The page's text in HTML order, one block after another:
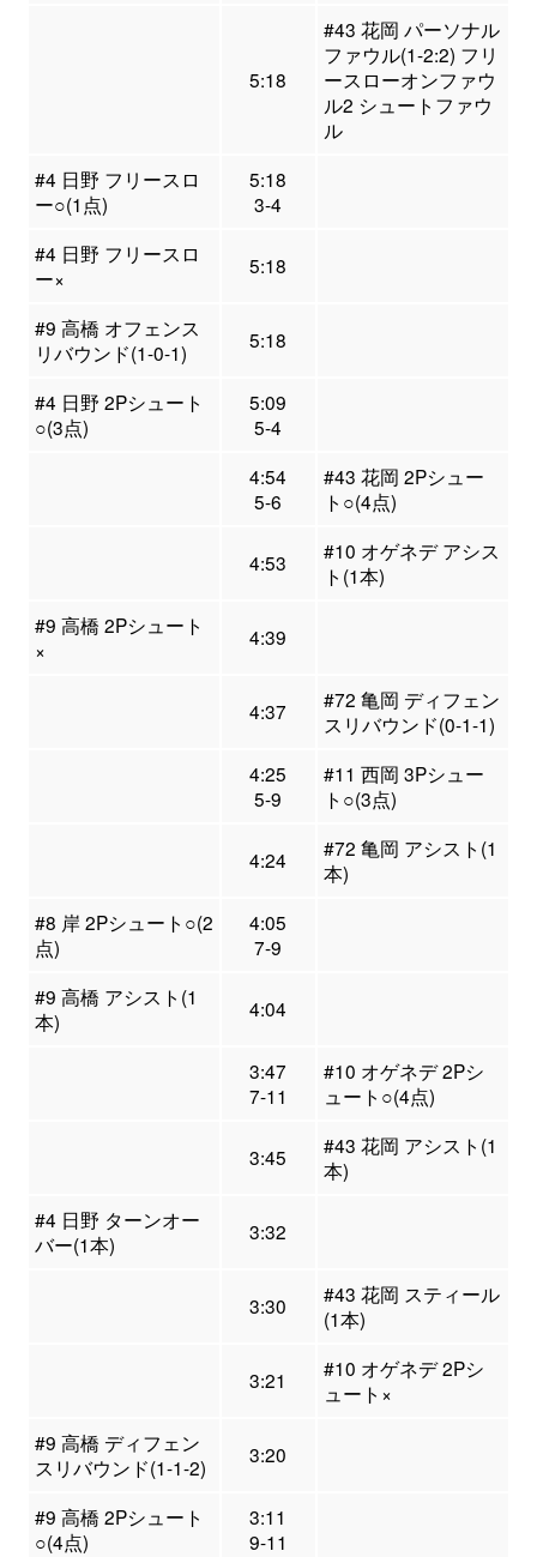
5:18
#43 花岡 パーソナル
ファウル(1-2:2) フリ
ースローオンファウ
ル2 シュートファウ
ル
#4 日野 フリースロ
ー○(1点)
5:18
3-4
#4 日野 フリースロ
ー×
5:18
#9 高橋 オフェンス
リバウンド(1-0-1)
5:18
#4 日野 2Pシュート
○(3点)
5:09
5-4
4:54
5-6
#43 花岡 2Pシュー
ト○(4点)
4:53
#10 オゲネデ アシス
ト(1本)
#9 高橋 2Pシュート
×
4:39
4:37
#72 亀岡 ディフェン
スリバウンド(0-1-1)
4:25
5-9
#11 西岡 3Pシュー
ト○(3点)
4:24
#72 亀岡 アシスト(1
本)
#8 岸 2Pシュート○(2
点)
4:05
7-9
#9 高橋 アシスト(1
本)
4:04
3:47
7-11
#10 オゲネデ 2Pシ
ュート○(4点)
3:45
#43 花岡 アシスト(1
本)
#4 日野 ターンオー
バー(1本)
3:32
3:30
#43 花岡 スティール
(1本)
3:21
#10 オゲネデ 2Pシ
ュート×
#9 高橋 ディフェン
スリバウンド(1-1-2)
3:20
#9 高橋 2Pシュート
○(4点)
3:11
9-11